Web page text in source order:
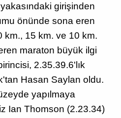
girişinden
önünde sona eren
km., 15 km. ve 10 km.
maraton büyük ilgi
2.35.39.6'lık
Hasan Saylan oldu.
yapılmaya
Ian Thomson (2.23.34)